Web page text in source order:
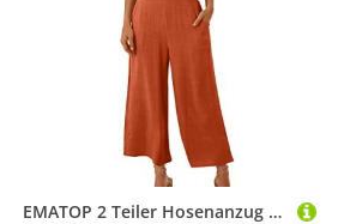
EMATOP 2 Teiler Hosenanzug Damen Elegant Zweiteiler Outfit Sommer Ärmelloses Tank Top und Hose Trainingsanzug Baumwolle Leinen Freizeitanzug mit Taschen Sportanzug Leicht Einfarbig Loungewear